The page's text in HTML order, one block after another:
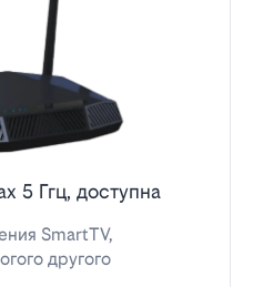
5 Ггц, доступна
SmartTV,
другого